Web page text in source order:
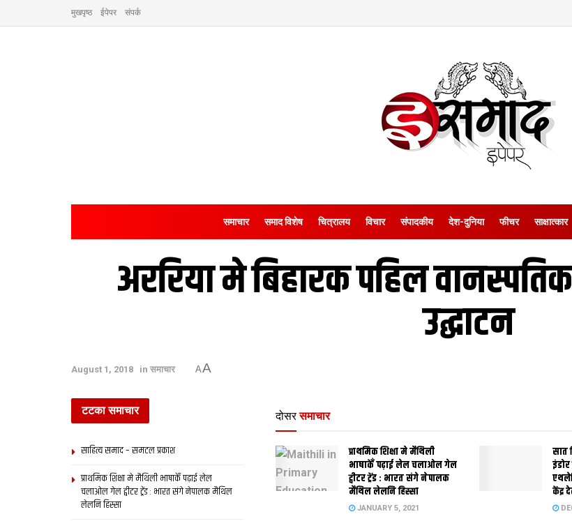
मुखपृष्ठ ईपेपर संपर्क
समाचार समाद विशेष चित्रालय विचार संपादकीय देश-दुनिया फीचर साक्षात्‍कार
अररिया मे बिहारक पहिल
उद्घाटन
August 1, 2018 in समाचार AA
दोसर समाचार
प्राथमिक शि‍क्षा मे मैथि‍ली
भाषाकेँ पढ़ाई लेल चलाओल गेल
ट्वीटर ट्रेंड : भारत संगे नेपालक
मैथिल लेलनि हिस्सा
JANUARY 5, 2021
सात
केंद्र
टटका समाचार
साहित्य समाद – समटल प्रकाश
प्राथमिक शि‍क्षा मे मैथि‍ली भाषाकेँ पढ़ाई लेल
चलाओल गेल ट्वीटर ट्रेंड : भारत संगे नेपालक मैथिल
लेलनि हिस्सा